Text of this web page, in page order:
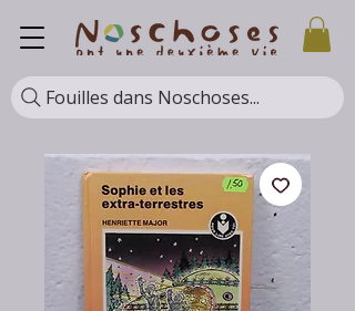
Fouilles dans Noschoses...